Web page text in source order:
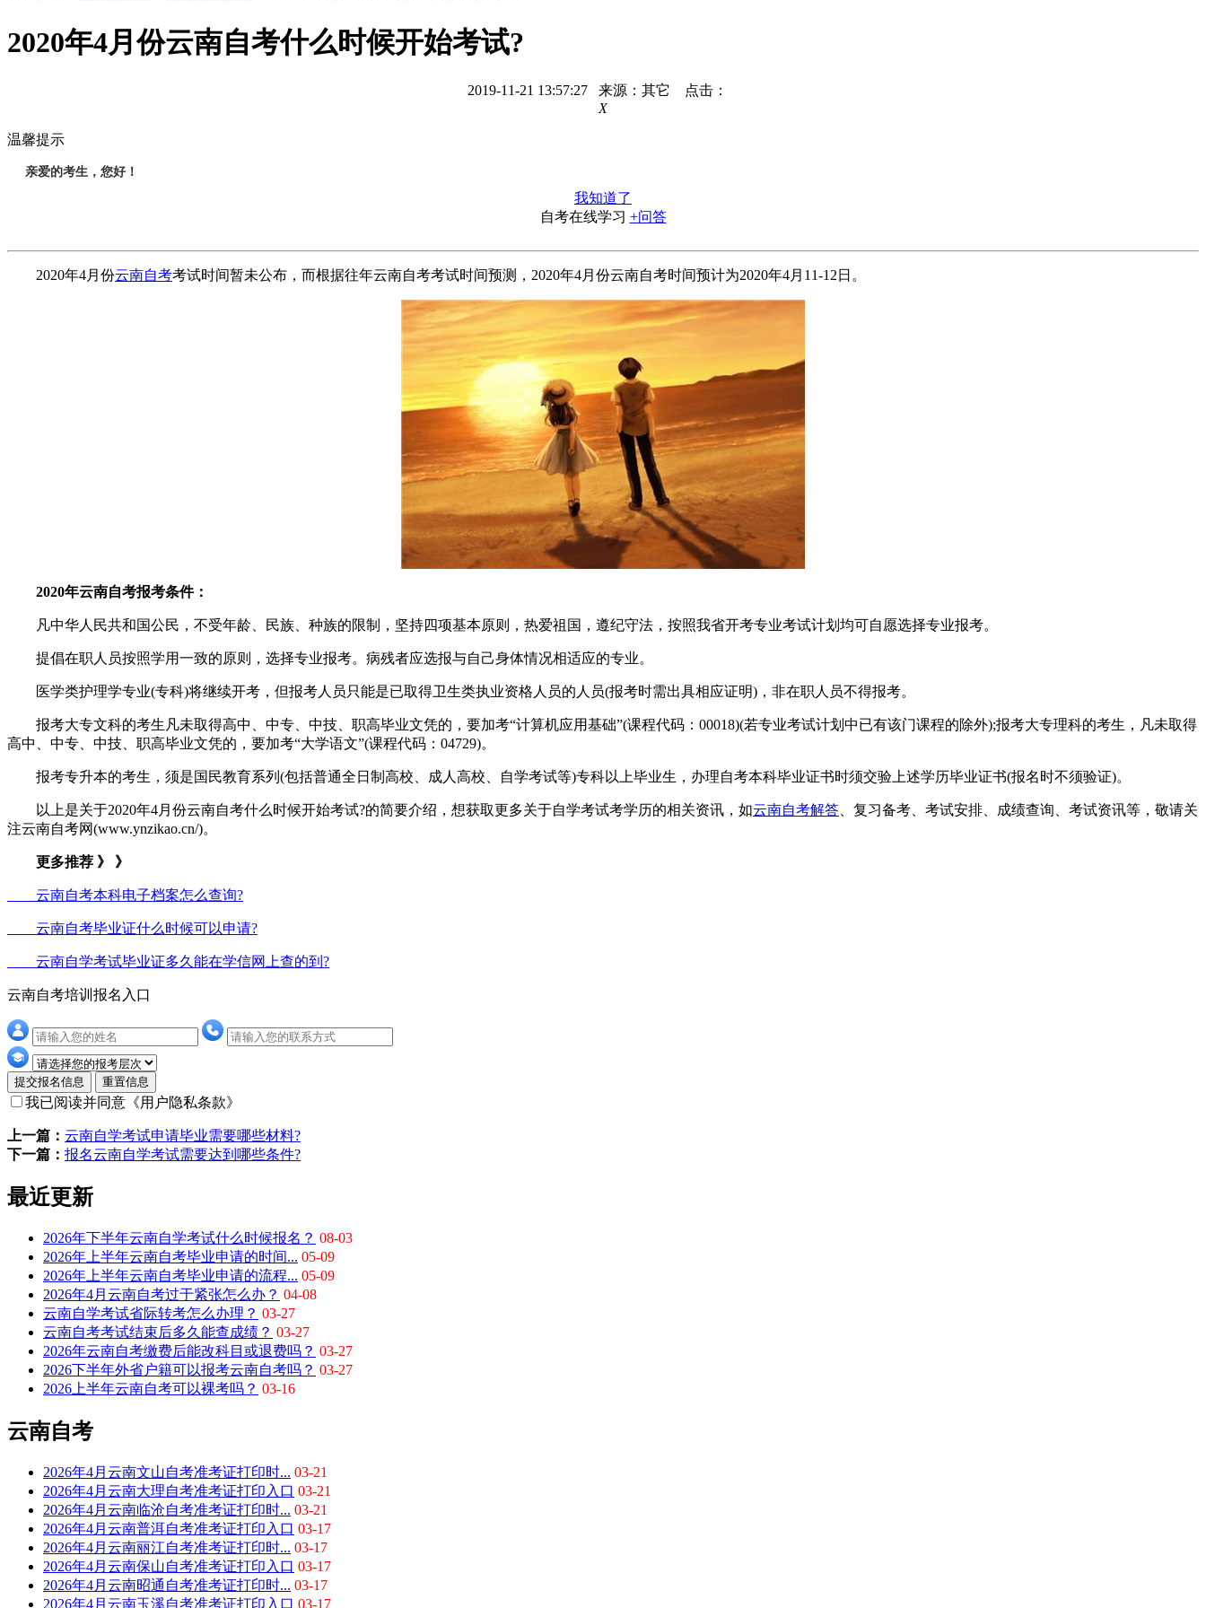
2020年4月份云南自考什么时候开始考试?
2019-11-21 13:57:27 来源：其它 点击：
X
温馨提示
亲爱的考生，您好！
我知道了
自考在线学习 +问答
2020年4月份云南自考考试时间暂未公布，而根据往年云南自考考试时间预测，2020年4月份云南自考时间预计为2020年4月11-12日。
2020年云南自考报考条件：
凡中华人民共和国公民，不受年龄、民族、种族的限制，坚持四项基本原则，热爱祖国，遵纪守法，按照我省开考专业考试计划均可自愿选择专业报考。
提倡在职人员按照学用一致的原则，选择专业报考。病残者应选报与自己身体情况相适应的专业。
医学类护理学专业(专科)将继续开考，但报考人员只能是已取得卫生类执业资格人员的人员(报考时需出具相应证明)，非在职人员不得报考。
报考大专文科的考生凡未取得高中、中专、中技、职高毕业文凭的，要加考“计算机应用基础”(课程代码：00018)(若专业考试计划中已有该门课程的除外);报考大专理科的考生，凡未取得
高中、中专、中技、职高毕业文凭的，要加考“大学语文”(课程代码：04729)。
报考专升本的考生，须是国民教育系列(包括普通全日制高校、成人高校、自学考试等)专科以上毕业生，办理自考本科毕业证书时须交验上述学历毕业证书(报名时不须验证)。
以上是关于2020年4月份云南自考什么时候开始考试?的简要介绍，想获取更多关于自学考试考学历的相关资讯，如云南自考解答 、复习备考、考试安排、成绩查询、考试资讯等，敬请关
注云南自考网(www.ynzikao.cn/)。
更多推荐 》 》
云南自考本科电子档案怎么查询?
云南自考毕业证什么时候可以申请?
云南自学考试毕业证多久能在学信网上查的到?
云南自考培训报名入口
提交报名信息 重置信息
我已阅读并同意 《用户隐私条款》
上一篇： 云南自学考试申请毕业需要哪些材料?
下一篇： 报名云南自学考试需要达到哪些条件?
最近更新
2026年下半年云南自学考试什么时候报名？ 08-03
2026年上半年云南自考毕业申请的时间... 05-09
2026年上半年云南自考毕业申请的流程... 05-09
2026年4月云南自考过于紧张怎么办？ 04-08
云南自学考试省际转考怎么办理？ 03-27
云南自考考试结束后多久能查成绩？ 03-27
2026年云南自考缴费后能改科目或退费吗？ 03-27
2026下半年外省户籍可以报考云南自考吗？ 03-27
2026上半年云南自考可以裸考吗？ 03-16
云南自考
2026年4月云南文山自考准考证打印时... 03-21
2026年4月云南大理自考准考证打印入口 03-21
2026年4月云南临沧自考准考证打印时... 03-21
2026年4月云南普洱自考准考证打印入口 03-17
2026年4月云南丽江自考准考证打印时... 03-17
2026年4月云南保山自考准考证打印入口 03-17
2026年4月云南昭通自考准考证打印时... 03-17
2026年4月云南玉溪自考准考证打印入口 03-17